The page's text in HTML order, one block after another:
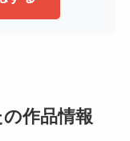
作品情報